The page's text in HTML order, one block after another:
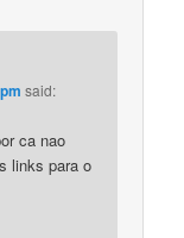
said:
ca nao
links para o